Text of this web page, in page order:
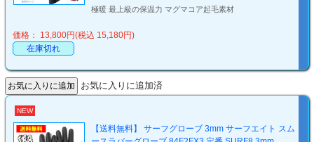
極暖 最上級の保温力 マグマコア起毛素材
価格： 13,800円(税込 15,180円)
在庫切れ
お気に入りに追加済
NEW
【送料無料】 サーフグローブ 3mm サーフエイト スム